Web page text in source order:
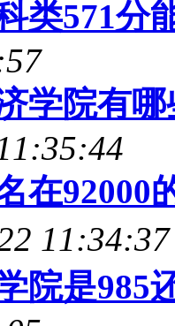
类571分
学院有
在92000
11:34:37
院是985